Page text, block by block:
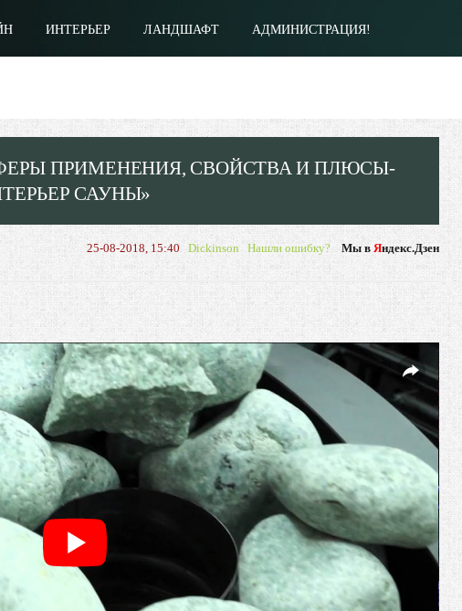
ИНТЕРЬЕР ЛАНДШАФТ АДМИНИСТРАЦИЯ!
ПРИМЕНЕНИЯ, СВОЙСТВА И ПЛЮСЫ-
САУНЫ»
25-08-2018, 15:40Dickinson Нашли ошибку? Мы в Яндекс.Дзен